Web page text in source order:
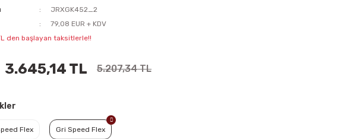
JRXGK452_2
79,08 EUR + KDV
den başlayan taksitlerle!!
3.645,14 TL 5.207,34 TL
Flex Gri Speed Flex